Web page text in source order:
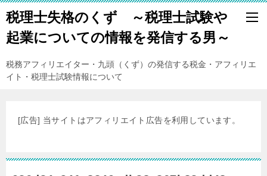
税理士失格のくず ～税理士試験や
起業についての情報を発信する男～
税務アフィリエイター・九頭（くず）の発信する税金・アフィリエ
イト・税理士試験情報について
[広告] 当サイトはアフィリエイト広告を利用しています。